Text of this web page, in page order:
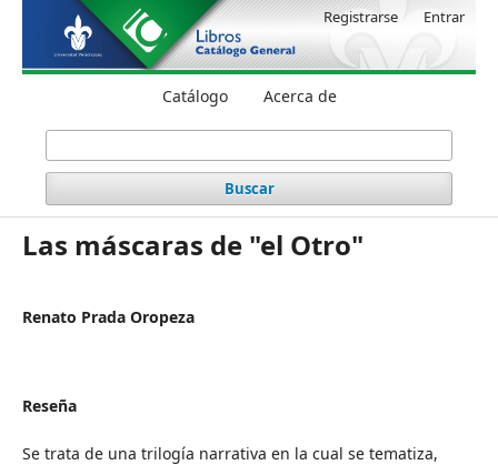
Catálogo Acerca de
Buscar
Registrarse Entrar
Las máscaras de "el Otro"
Renato Prada Oropeza
Reseña
Se trata de una trilogía narrativa en la cual se tematiza,